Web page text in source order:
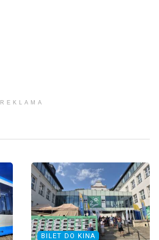
REKLAMA
BILET DO KINA